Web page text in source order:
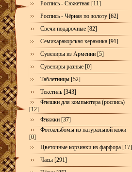
Роспись - Сюжетная [11]
Роспись - Чёрная по золоту [62]
Свечи подарочные [82]
Семикаракорская керамика [91]
Сувениры из Армении [5]
Сувениры разные [0]
Таблетницы [52]
Текстиль [343]
Флешки для компьютера (роспись)
[12]
Фляжки [37]
Фотоальбомы из натуральной кожи
[0]
Цветочные корзинки из фарфора [17]
Часы [291]